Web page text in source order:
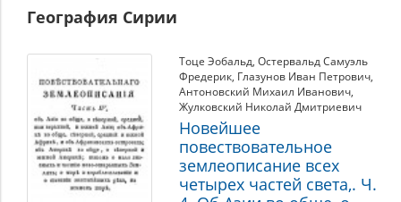
География Сирии
Тоце Эобальд, Остервальд Самуэль
Фредерик, Глазунов Иван Петрович,
Антоновский Михаил Иванович,
Жулковский Николай Дмитриевич
Новейшее
повествовательное
землеописание всех
четырех частей света,. Ч.